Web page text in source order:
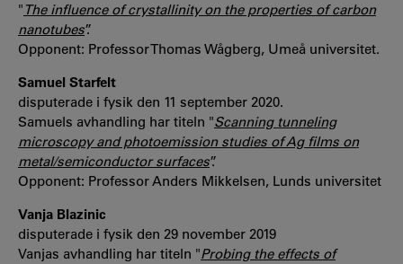
" The influence of crystallinity on the properties of carbon
nanotubes”.
Opponent: Professor Thomas Wågberg, Umeå universitet.
Samuel Starfelt
disputerade i fysik den 11 september 2020.
Samuels avhandling har titeln "Scanning tunneling
microscopy and photoemission studies of Ag films on
metal/semiconductor surfaces”.
Opponent: Professor Anders Mikkelsen, Lunds universitet
Vanja Blazinic
disputerade i fysik den 29 november 2019
Vanjas avhandling har titeln "Probing the effects of